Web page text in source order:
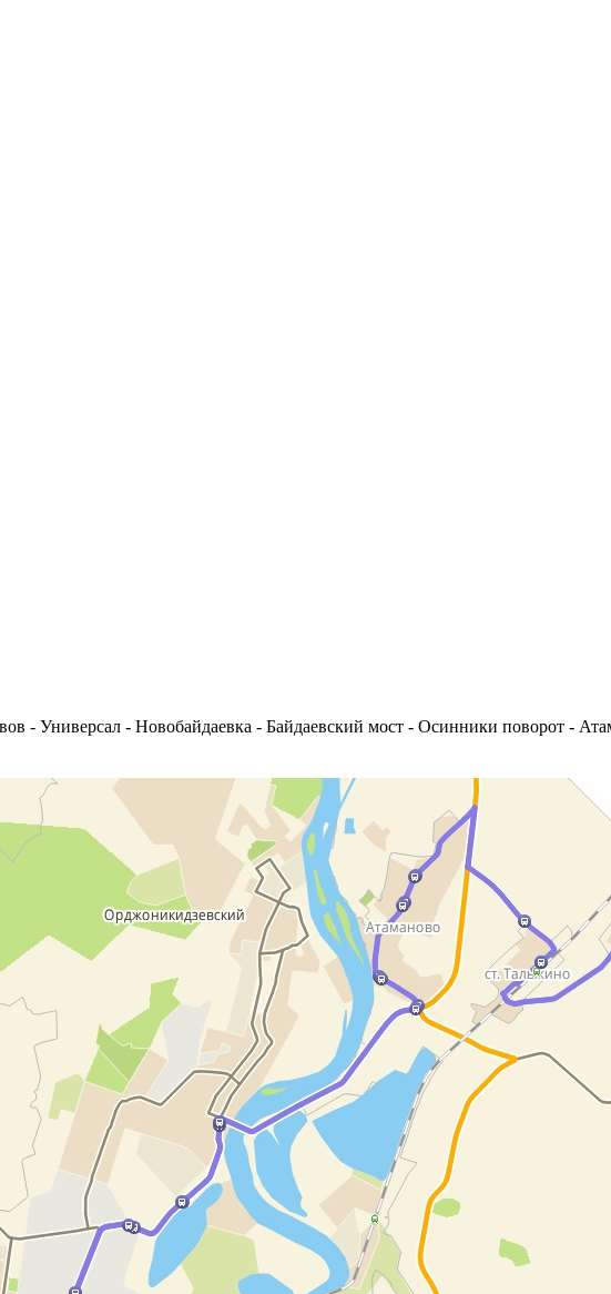
- Универсал - Новобайдаевка - Байдаевский мост - Осинники поворот -